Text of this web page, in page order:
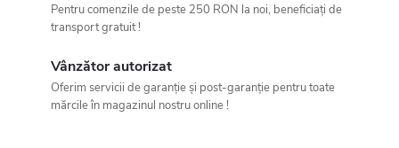
Pentru comenzile de peste 250 RON la noi, beneficiați de
transport gratuit !
Vânzător autorizat
Oferim servicii de garanție și post-garanție pentru toate
mărcile în magazinul nostru online !